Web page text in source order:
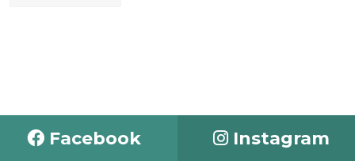
Facebook Instagram